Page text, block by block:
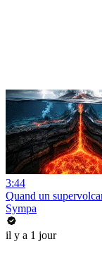
3:44
Quand un
Sympa
il y a 1 jour